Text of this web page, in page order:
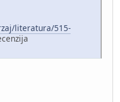
literatura/515-